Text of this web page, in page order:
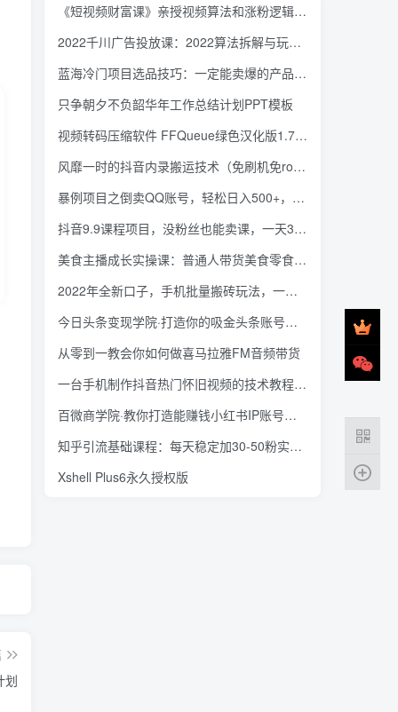
划
《短视频财富课》亲授视频算法和涨粉逻辑，教你一个人顶一百个团队
2022千川广告投放课：2022算法拆解与玩法分析，千川投放100问实操拆解
蓝海冷门项目选品技巧：一定能卖爆的产品 从此赚钱变轻松 而且是躺赚【登录网站即可下载】
只争朝夕不负韶华年工作总结计划PPT模板
视频转码压缩软件 FFQueue绿色汉化版1.7.52.259
风靡一时的抖音内录搬运技术（免刷机免root版本）
暴例项目之倒卖QQ账号，轻松日入500+，无压货风险
抖音9.9课程项目，没粉丝也能卖课，一天300+粉易变现
美食主播成长实操课：普通人带货美食零食是离变现非常近的选择
2022年全新口子，手机批量搬砖玩法，一部手机日撸2000+
今日头条变现学院·打造你的吸金头条账号，打造10万+实战方法
从零到一教会你如何做喜马拉雅FM音频带货
一台手机制作抖音热门怀旧视频的技术教程+上千素材
百微商学院·教你打造能赚钱小红书IP账号，了解透彻小红书的真正玩法
知乎引流基础课程：每天稳定加30-50粉实战方法，0基础小白也可以操作
Xshell Plus6永久授权版